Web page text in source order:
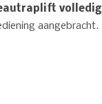
volledig
aangebracht.